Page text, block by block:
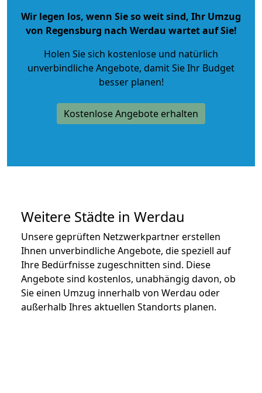
Wir legen los, wenn Sie so weit sind, Ihr Umzug
von Regensburg nach Werdau wartet auf Sie!
Holen Sie sich kostenlose und natürlich
unverbindliche Angebote, damit Sie Ihr Budget
besser planen!
Kostenlose Angebote erhalten
Weitere Städte in Werdau
Unsere geprüften Netzwerkpartner erstellen
Ihnen unverbindliche Angebote, die speziell auf
Ihre Bedürfnisse zugeschnitten sind. Diese
Angebote sind kostenlos, unabhängig davon, ob
Sie einen Umzug innerhalb von Werdau oder
außerhalb Ihres aktuellen Standorts planen.